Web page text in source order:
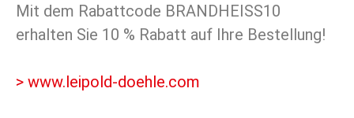
Mit dem Rabattcode BRANDHEISS10
erhalten Sie 10 % Rabatt auf Ihre Bestellung!
> www.leipold-doehle.com